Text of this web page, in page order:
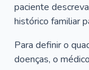
paciente
histórico familiar
Para definir o
doenças, o